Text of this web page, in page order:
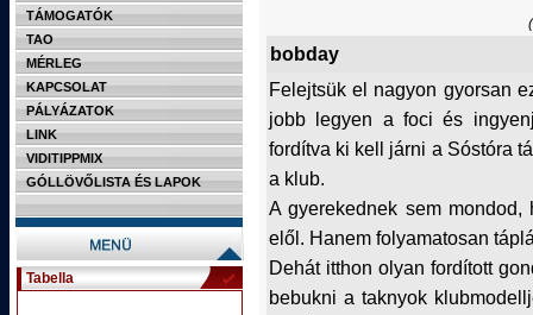
TÁMOGATÓK
TAO
MÉRLEG
KAPCSOLAT
PÁLYÁZATOK
LINK
VIDITIPPMIX
GÓLLÖVŐLISTA ÉS LAPOK
Tabella
bobday
Felejtsük el nagyon gyorsan
jobb legyen a foci és
fordítva ki kell járni a Sóstóra
a klub.
A gyerekednek sem
elől. Hanem folyamatosan
Dehát itthon olyan fordított
bebukni a taknyok